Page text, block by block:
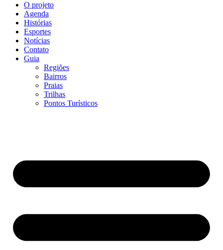
O projeto
Agenda
Histórias
Esportes
Notícias
Contato
Guia
Regiões
Bairros
Praias
Trilhas
Pontos Turísticos